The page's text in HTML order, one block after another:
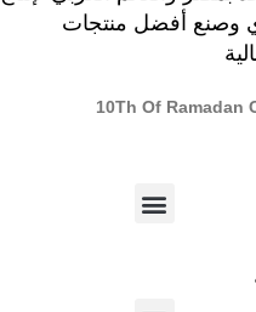
وصنع أفضل منتجات
10Th Of Ramadan